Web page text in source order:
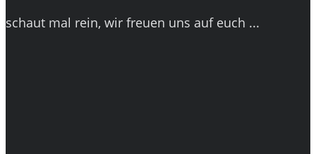
schaut mal rein, wir freuen uns auf euch ...